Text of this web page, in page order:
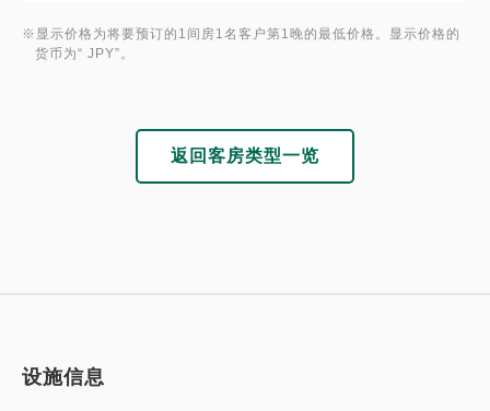
※显示价格为将要预订的1间房1名客户第1晚的最低价格。显示价格的
货币为“ JPY”。
返回客房类型一览
设施信息